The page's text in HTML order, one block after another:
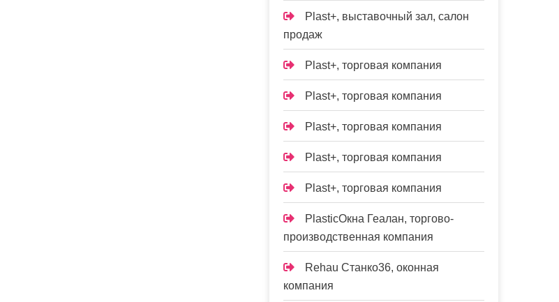
Plast+, выставочный зал, салон
продаж
Plast+, торговая компания
Plast+, торговая компания
Plast+, торговая компания
Plast+, торговая компания
Plast+, торговая компания
PlasticОкна Геалан, торгово-
производственная компания
Rehau Станко36, оконная
компания